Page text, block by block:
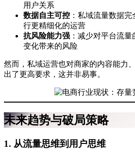
用户关系
数据自主可控 ：私域流量数据
行更精细化的运营
抗风险能力强 ：减少对平台流
变化带来的风险
然而，私域运营也对商家的内容能力
出了更高要求，这并非易事。
未来趋势与破局策略
1. 从流量思维到用户思维